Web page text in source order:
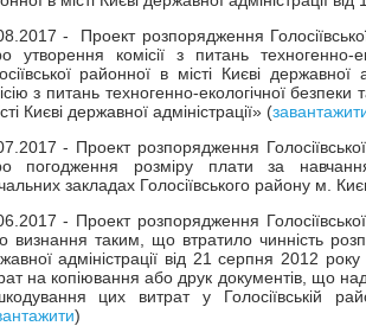
- Проект розпорядження
утворення комісії з питань техногенно-
районної в місті Києві
з питань техногенно-екологічної безпеки
Києві державної адміністрації» (
- Проект розпорядження
погодження розміру плати за
закладах Голосіївського району м.
- Проект розпорядження Голосіївської
визнання таким, що втратило чинність
адміністрації від 21 серпня 2012
на копіювання або друк документів, що
цих витрат у Голосіївській
)